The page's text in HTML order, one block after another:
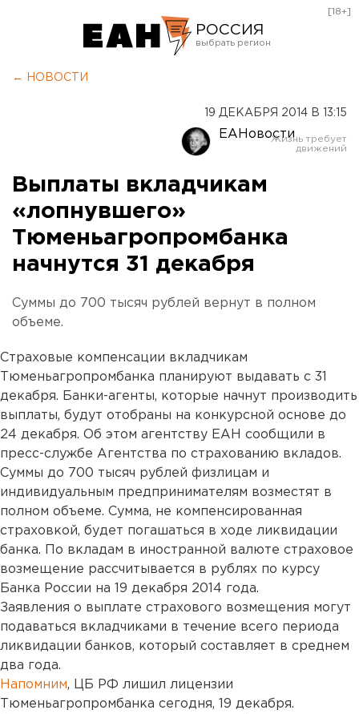
РОССИЯ
Оренбург
[18+]
← НОВОСТИ
19 ДЕКАБРЯ 2014 В 13:15
ЕАНовости
Выплаты вкладчикам
«лопнувшего»
Тюменьагропромбанка
начнутся 31 декабря
Суммы до 700 тысяч рублей вернут в полном
объеме.
Страховые компенсации вкладчикам
Тюменьагропромбанка планируют выдавать с 31
декабря. Банки-агенты, которые начнут производить
выплаты, будут отобраны на конкурсной основе до
24 декабря. Об этом агентству ЕАН сообщили в
пресс-службе Агентства по страхованию вкладов.
Суммы до 700 тысяч рублей физлицам и
индивидуальным предпринимателям возместят в
полном объеме. Сумма, не компенсированная
страховкой, будет погашаться в ходе ликвидации
банка. По вкладам в иностранной валюте страховое
возмещение рассчитывается в рублях по курсу
Банка России на 19 декабря 2014 года.
Заявления о выплате страхового возмещения могут
подаваться вкладчиками в течение всего периода
ликвидации банков, который составляет в среднем
два года.
Напомним, ЦБ РФ лишил лицензии
Тюменьагропромбанка сегодня, 19 декабря.